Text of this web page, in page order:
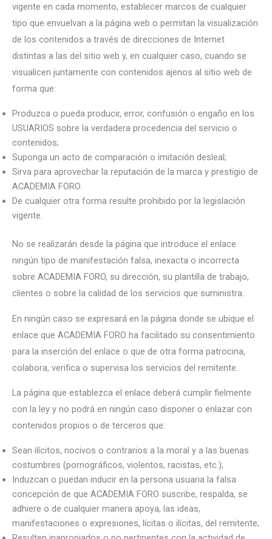
vigente en cada momento, establecer marcos de cualquier
tipo que envuelvan a la página web o permitan la visualización
de los contenidos a través de direcciones de Internet
distintas a las del sitio web y, en cualquier caso, cuando se
visualicen juntamente con contenidos ajenos al sitio web de
forma que:
Produzca o pueda producir, error, confusión o engaño en los
USUARIOS sobre la verdadera procedencia del servicio o
contenidos;
Suponga un acto de comparación o imitación desleal;
Sirva para aprovechar la reputación de la marca y prestigio de
ACADEMIA FORO.
De cualquier otra forma resulte prohibido por la legislación
vigente.
No se realizarán desde la página que introduce el enlace
ningún tipo de manifestación falsa, inexacta o incorrecta
sobre ACADEMIA FORO, su dirección, su plantilla de trabajo,
clientes o sobre la calidad de los servicios que suministra.
En ningún caso se expresará en la página donde se ubique el
enlace que ACADEMIA FORO ha facilitado su consentimiento
para la inserción del enlace o que de otra forma patrocina,
colabora, verifica o supervisa los servicios del remitente.
La página que establezca el enlace deberá cumplir fielmente
con la ley y no podrá en ningún caso disponer o enlazar con
contenidos propios o de terceros que:
Sean ilícitos, nocivos o contrarios a la moral y a las buenas
costumbres (pornográficos, violentos, racistas, etc.);
Induzcan o puedan inducir en la persona usuaria la falsa
concepción de que ACADEMIA FORO suscribe, respalda, se
adhiere o de cualquier manera apoya, las ideas,
manifestaciones o expresiones, lícitas o ilícitas, del remitente;